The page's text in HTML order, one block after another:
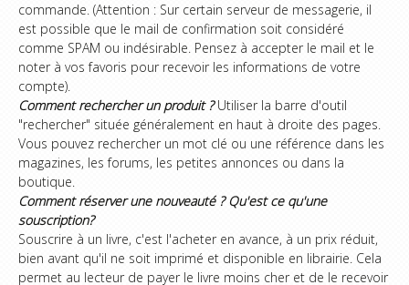
commande. (Attention : Sur certain serveur de messagerie, il
est possible que le mail de confirmation soit considéré
comme SPAM ou indésirable. Pensez à accepter le mail et le
noter à vos favoris pour recevoir les informations de votre
compte).
Comment rechercher un produit ?Utiliser la barre d'outil
"rechercher" située généralement en haut à droite des pages.
Vous pouvez rechercher un mot clé ou une référence dans les
magazines, les forums, les petites annonces ou dans la
boutique.
Comment réserver une nouveauté ? Qu'est ce qu'une
souscription?
Souscrire à un livre, c'est l'acheter en avance, à un prix réduit,
bien avant qu'il ne soit imprimé et disponible en librairie. Cela
permet au lecteur de payer le livre moins cher et de le recevoir